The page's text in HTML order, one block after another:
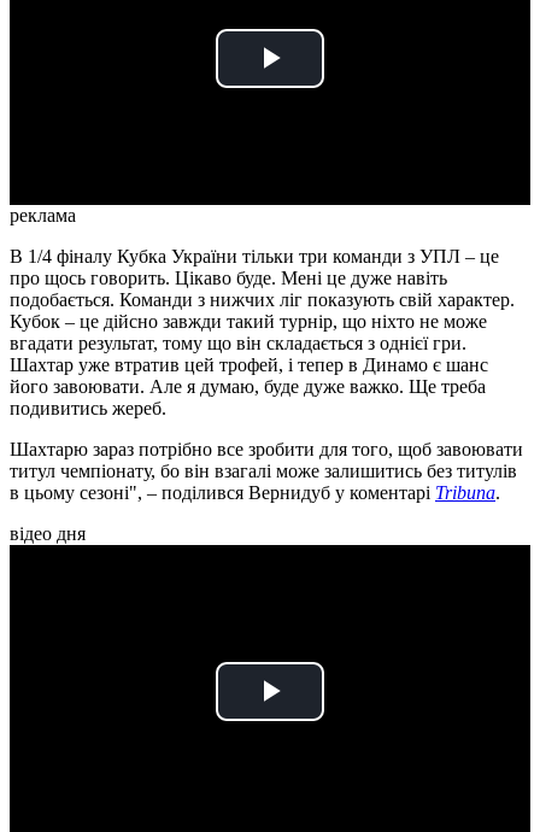
Play
реклама
В 1/4 фіналу Кубка України тільки три команди з УПЛ – це
про щось говорить. Цікаво буде. Мені це дуже навіть
подобається. Команди з нижчих ліг показують свій характер.
Кубок – це дійсно завжди такий турнір, що ніхто не може
вгадати результат, тому що він складається з однієї гри.
Шахтар уже втратив цей трофей, і тепер в Динамо є шанс
його завоювати. Але я думаю, буде дуже важко. Ще треба
подивитись жереб.
Шахтарю зараз потрібно все зробити для того, щоб завоювати
титул чемпіонату, бо він взагалі може залишитись без титулів
в цьому сезоні", – поділився Вернидуб у коментарі Tribuna.
відео дня
Play